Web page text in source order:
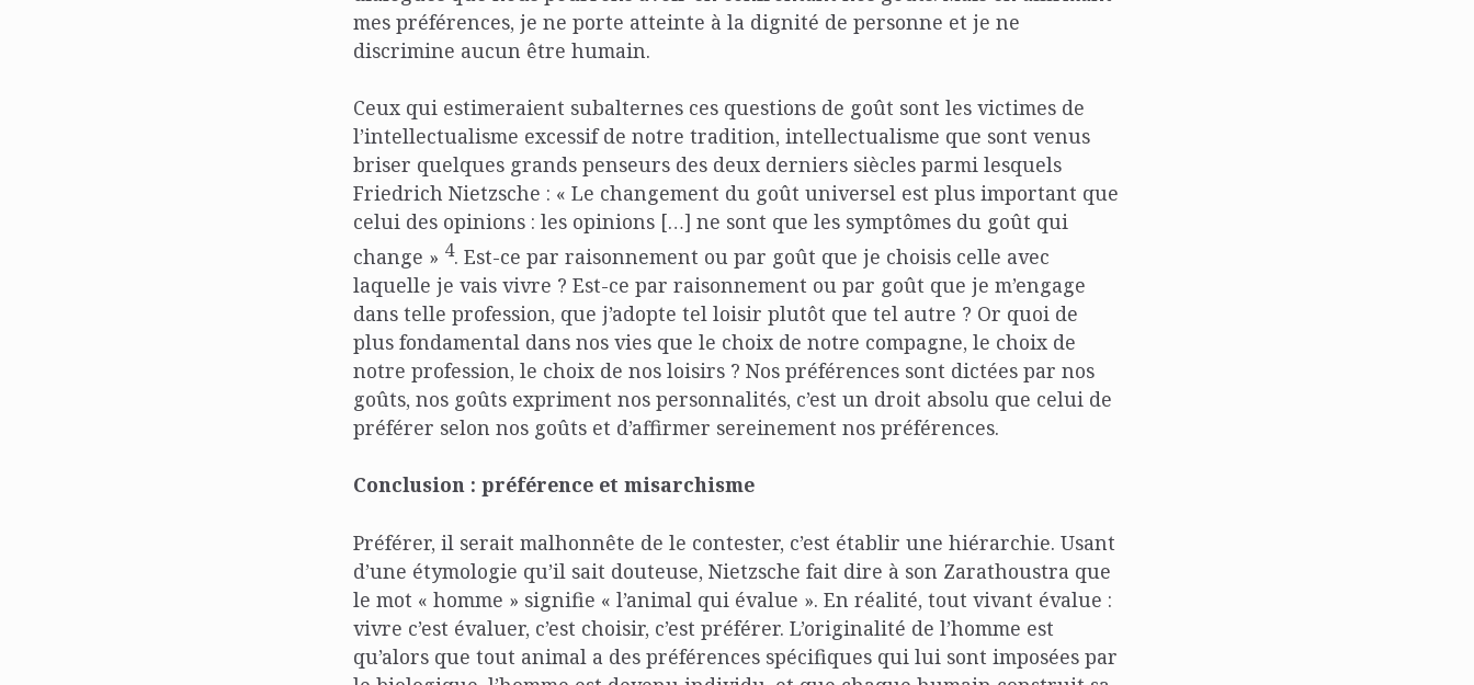
mes préférences, je ne porte atteinte à la dignité de personne et je ne
discrimine aucun être humain.
Ceux qui estimeraient subalternes ces questions de goût sont les victimes de
l’intellectualisme excessif de notre tradition, intellectualisme que sont venus
briser quelques grands penseurs des deux derniers siècles parmi lesquels
Friedrich Nietzsche : « Le changement du goût universel est plus important que
celui des opinions : les opinions […] ne sont que les symptômes du goût qui
change » 4. Est-ce par raisonnement ou par goût que je choisis celle avec
laquelle je vais vivre ? Est-ce par raisonnement ou par goût que je m’engage
dans telle profession, que j’adopte tel loisir plutôt que tel autre ? Or quoi de
plus fondamental dans nos vies que le choix de notre compagne, le choix de
notre profession, le choix de nos loisirs ? Nos préférences sont dictées par nos
goûts, nos goûts expriment nos personnalités, c’est un droit absolu que celui de
préférer selon nos goûts et d’affirmer sereinement nos préférences.
Conclusion : préférence et misarchisme
Préférer, il serait malhonnête de le contester, c’est établir une hiérarchie. Usant
d’une étymologie qu’il sait douteuse, Nietzsche fait dire à son Zarathoustra que
le mot « homme » signifie « l’animal qui évalue ». En réalité, tout vivant évalue :
vivre c’est évaluer, c’est choisir, c’est préférer. L’originalité de l’homme est
qu’alors que tout animal a des préférences spécifiques qui lui sont imposées par